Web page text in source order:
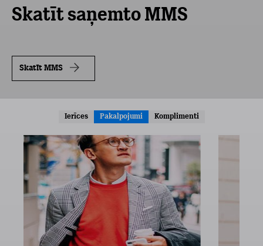
Skatīt saņemto MMS
Skatīt MMS
Ierīces Pakalpojumi Komplimenti